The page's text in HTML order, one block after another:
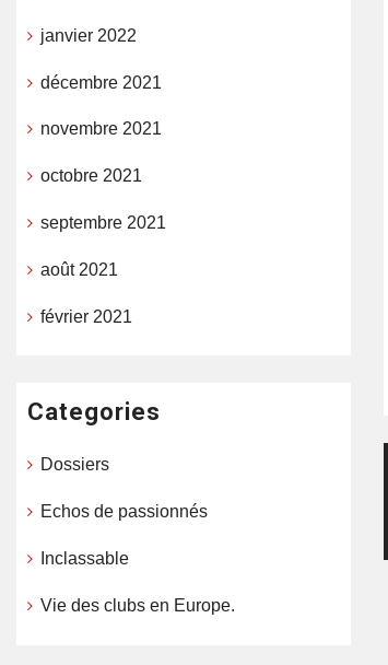
janvier 2022
décembre 2021
novembre 2021
octobre 2021
septembre 2021
août 2021
février 2021
Categories
Dossiers
Echos de passionnés
Inclassable
Vie des clubs en Europe.